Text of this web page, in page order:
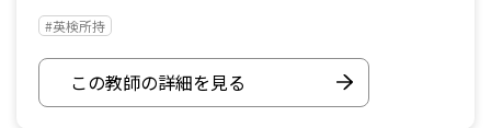
#英検所持
この教師の詳細を見る